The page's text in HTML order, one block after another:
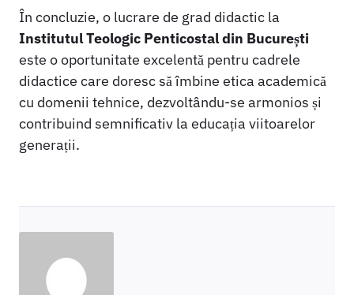
În concluzie, o lucrare de grad didactic la
Institutul Teologic Penticostal din București
este o oportunitate excelentă pentru cadrele
didactice care doresc să îmbine etica academică
cu domenii tehnice, dezvoltându-se armonios și
contribuind semnificativ la educația viitoarelor
generații.